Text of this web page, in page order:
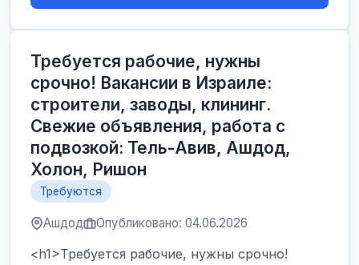
Требуется рабочие, нужны
срочно! Вакансии в Израиле:
строители, заводы, клининг.
Свежие объявления, работа с
подвозкой: Тель-Авив, Ашдод,
Холон, Ришон
Требуются
Ашдод Опубликовано: 04.06.2026
<h1>Требуется рабочие, нужны срочно!